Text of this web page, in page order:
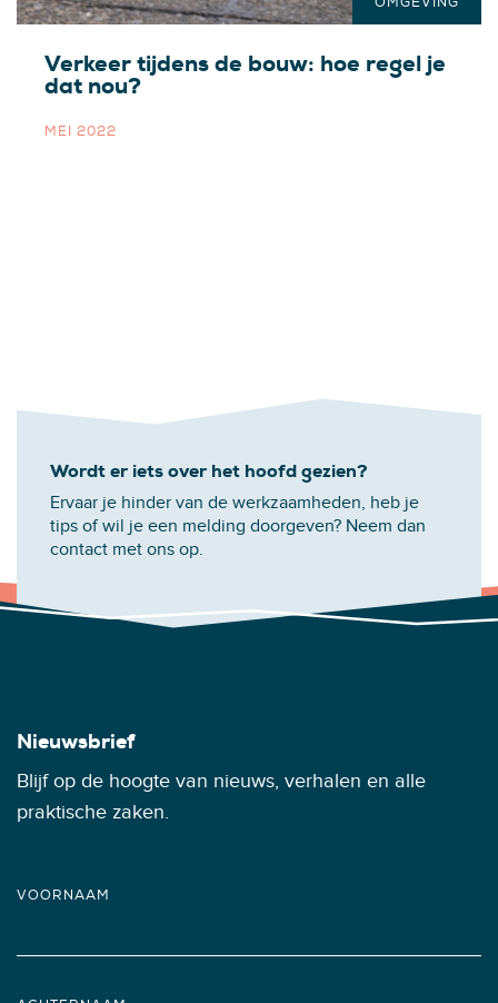
Verkeer tijdens de bouw: hoe regel je
dat nou?
MEI 2022
Wordt er iets over het hoofd gezien?
Ervaar je hinder van de werkzaamheden, heb je
tips of wil je een melding doorgeven? Neem dan
contact met ons op.
Nieuwsbrief
Blijf op de hoogte van nieuws, verhalen en alle
praktische zaken.
VOORNAAM